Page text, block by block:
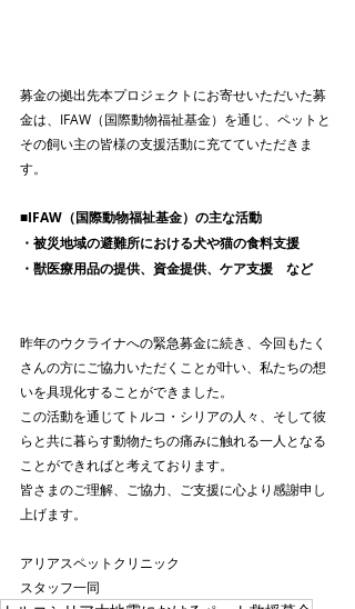
募金の拠出先本プロジェクトにお寄せいただいた募
金は、IFAW（国際動物福祉基金）を通じ、ペットと
その飼い主の皆様の支援活動に充てていただきま
す。
■IFAW（国際動物福祉基金）の主な活動
・被災地域の避難所における犬や猫の食料支援
・獣医療用品の提供、資金提供、ケア支援　など
昨年のウクライナへの緊急募金に続き、今回もたく
さんの方にご協力いただくことが叶い、私たちの想
いを具現化することができました。
この活動を通じてトルコ・シリアの人々、そして彼
らと共に暮らす動物たちの痛みに触れる一人となる
ことができればと考えております。
皆さまのご理解、ご協力、ご支援に心より感謝申し
上げます。
アリアスペットクリニック
スタッフ一同